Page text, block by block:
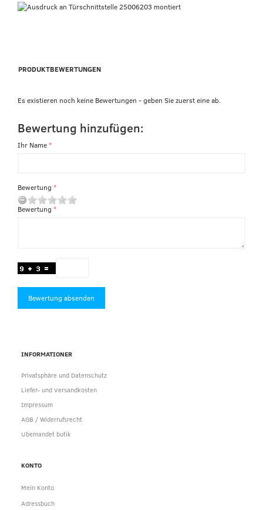
PRODUKTBEWERTUNGEN
Es existieren noch keine Bewertungen - geben Sie zuerst eine ab.
Bewertung hinzufügen:
Ihr Name
Bewertung
Bewertung
Bewertung absenden
INFORMATIONER
Privatsphäre und Datenschutz
Liefer- und Versandkosten
Impressum
AGB / Widerrufsrecht
Ubemandet butik
KONTO
Mein Konto
Adressbuch